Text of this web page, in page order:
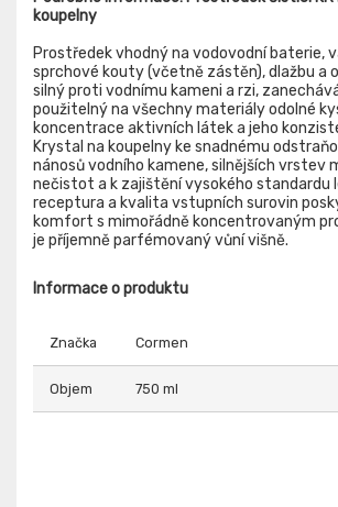
koupelny
Prostředek vhodný na vodovodní baterie,
sprchové kouty (včetně zástěn), dlažbu a
silný proti vodnímu kameni a rzi,
použitelný na všechny materiály odolné
koncentrace aktivních látek a jeho
Krystal na koupelny ke snadnému
nánosů vodního kamene, silnějších vrstev
nečistot a k zajištění vysokého standardu
receptura a kvalita vstupních surovin
komfort s mimořádně koncentrovaným
je příjemně parfémovaný vůní višně.
Informace o produktu
Značka Cormen
Objem 750 ml